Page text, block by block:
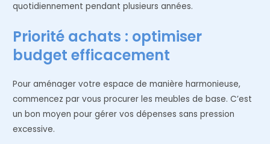
quotidiennement pendant plusieurs années.
Priorité achats : optimiser
budget efficacement
Pour aménager votre espace de manière harmonieuse,
commencez par vous procurer les meubles de base. C’est
un bon moyen pour gérer vos dépenses sans pression
excessive.